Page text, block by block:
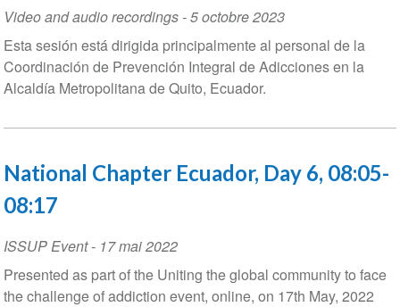
Video and audio recordings-5 octobre 2023
Esta sesión está dirigida principalmente al personal de la
Coordinación de Prevención Integral de Adicciones en la
Alcaldía Metropolitana de Quito, Ecuador.
National Chapter Ecuador, Day 6, 08:05-
08:17
ISSUP Event- 17 mai 2022
Presented as part of the Uniting the global community to face
the challenge of addiction event, online, on 17th May, 2022